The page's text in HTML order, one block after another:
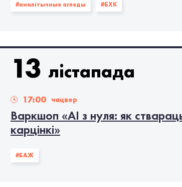
#аналітычныя агляды #БХК
13 лістапада
17:00 чацвер
Варкшоп «АІ з нуля: як
карцінкі»
#БАЖ